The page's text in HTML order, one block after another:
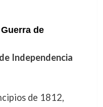
de
Independencia
de 1812,